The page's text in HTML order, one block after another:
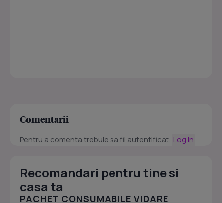
Comentarii
Pentru a comenta trebuie sa fii autentificat. Log in
Recomandari pentru tine si
casa ta
PACHET CONSUMABILE VIDARE